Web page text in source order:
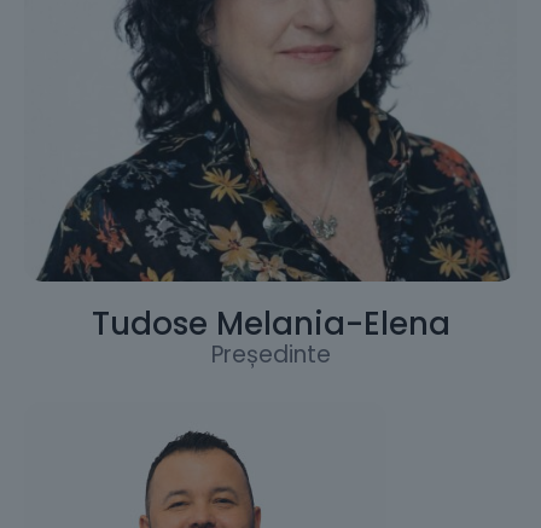
Tudose Melania-Elena
Președinte